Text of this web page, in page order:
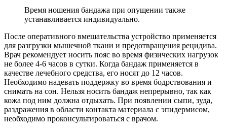
Время ношения бандажа при опущении также
устанавливается индивидуально.
После оперативного вмешательства устройство применяется
для разгрузки мышечной ткани и предотвращения рецидива.
Врач рекомендует носить пояс во время физических нагрузок
не более 4-6 часов в сутки. Когда бандаж применяется в
качестве лечебного средства, его носят до 12 часов.
Необходимо надевать поддержку во время бодрствования и
снимать на сон. Нельзя носить бандаж непрерывно, так как
кожа под ним должна отдыхать. При появлении сыпи, зуда,
раздражения в области контакта материала с эпидермисом,
необходимо проконсультироваться с врачом.